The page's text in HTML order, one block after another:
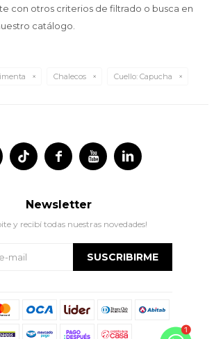
con otros criterios de filtrado o busca en
catálogo.
Chalecos Cuello: Capucha
  
Newsletter
y recibí todas nuestras novedades!
SUSCRIBIRME